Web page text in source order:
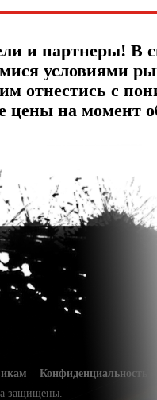
и партнеры! В
условиями
отнестись с
цены на момент
Конфиденциальность
защищены.